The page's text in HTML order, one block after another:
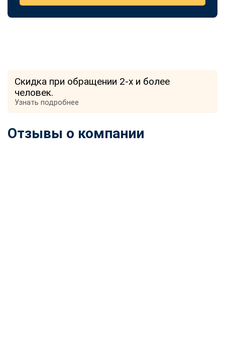
Скидка при обращении 2-х и более
человек.
Узнать подробнее
Отзывы о компании